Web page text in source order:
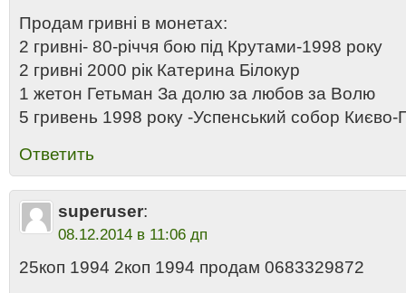
Продам гривні в монетах:
2 гривні- 80-річчя бою під Крутами-1998 року
2 гривні 2000 рік Катерина Білокур
1 жетон Гетьман За долю за любов за Волю
5 гривень 1998 року -Успенський собор Києво-
Ответить
superuser:
08.12.2014 в 11:06 дп
25коп 1994 2коп 1994 продам 0683329872